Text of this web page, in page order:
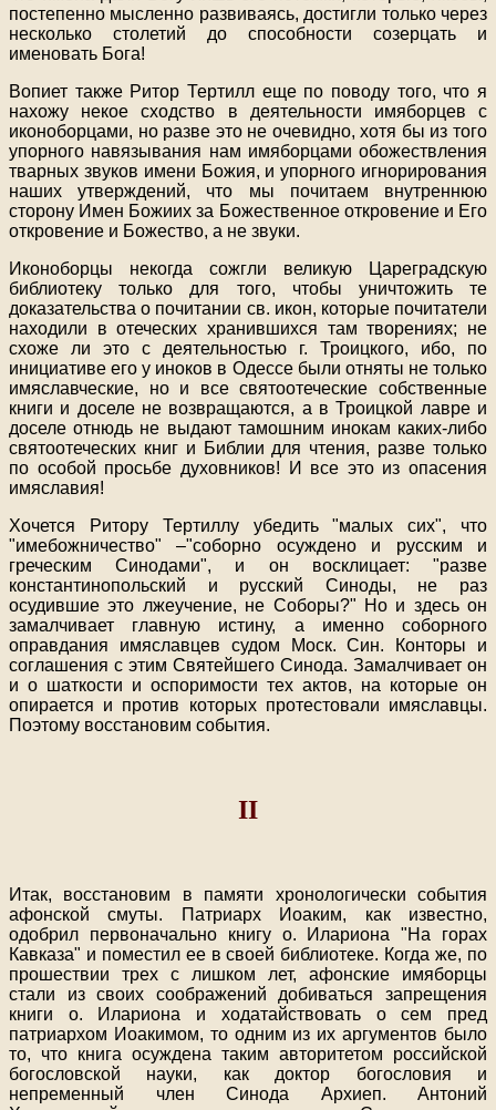
постепенно мысленно развиваясь, достигли только через
несколько столетий до способности созерцать и
именовать Бога!
Вопиет также Ритор Тертилл еще по поводу того, что я
нахожу некое сходство в деятельности имяборцев с
иконоборцами, но разве это не очевидно, хотя бы из того
упорного навязывания нам имяборцами обожествления
тварных звуков имени Божия, и упорного игнорирования
наших утверждений, что мы почитаем внутреннюю
сторону Имен Божиих за Божественное откровение и Его
откровение и Божество, а не звуки.
Иконоборцы некогда сожгли великую Цареградскую
библиотеку только для того, чтобы уничтожить те
доказательства о почитании св. икон, которые почитатели
находили в отеческих хранившихся там творениях; не
схоже ли это с деятельностью г. Троицкого, ибо, по
инициативе его у иноков в Одессе были отняты не только
имяславческие, но и все святоотеческие собственные
книги и доселе не возвращаются, а в Троицкой лавре и
доселе отнюдь не выдают тамошним инокам каких-либо
святоотеческих книг и Библии для чтения, разве только
по особой просьбе духовников! И все это из опасения
имяславия!
Хочется Ритору Тертиллу убедить "малых сих", что
"имебожничество" –"соборно осуждено и русским и
греческим Синодами", и он восклицает: "разве
константинопольский и русский Синоды, не раз
осудившие это лжеучение, не Соборы?" Но и здесь он
замалчивает главную истину, а именно соборного
оправдания имяславцев судом Моск. Син. Конторы и
соглашения с этим Святейшего Синода. Замалчивает он
и о шаткости и оспоримости тех актов, на которые он
опирается и против которых протестовали имяславцы.
Поэтому восстановим события.
II
Итак, восстановим в памяти хронологически события
афонской смуты. Патриарх Иоаким, как известно,
одобрил первоначально книгу о. Илариона "На горах
Кавказа" и поместил ее в своей библиотеке. Когда же, по
прошествии трех с лишком лет, афонские имяборцы
стали из своих соображений добиваться запрещения
книги о. Илариона и ходатайствовать о сем пред
патриархом Иоакимом, то одним из их аргументов было
то, что книга осуждена таким авторитетом российской
богословской науки, как доктор богословия и
непременный член Синода Архиеп. Антоний